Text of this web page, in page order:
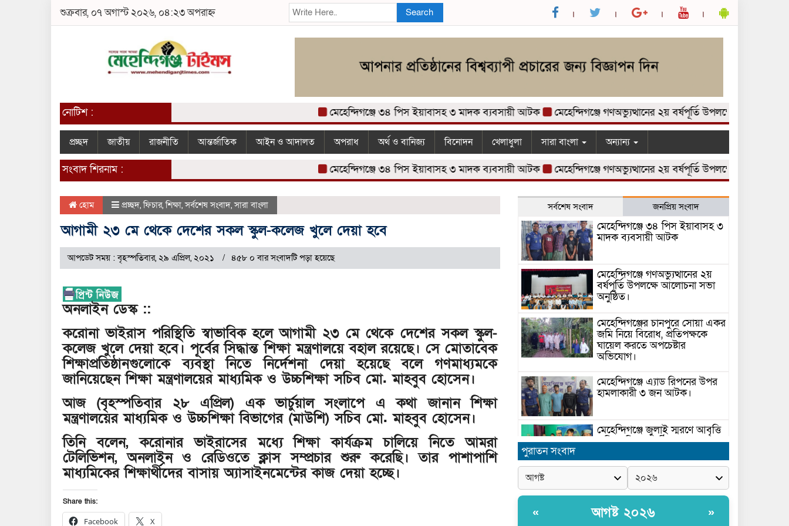
শুক্রবার, ০৭ অগাস্ট ২০২৬, ০৪:২৩ অপরাহ্ন Search
নোটিশ : মেহেন্দিগঞ্জে ৩৪ পিস ইয়াবাসহ ৩ মাদক ব্যবসায়ী আটক মেহেন্দিগঞ্জে গণঅভ্যুত্থানের ২য় বর্ষপূর্তি উপলক্ষে আলোচনা সভা
প্রচ্ছদ জাতীয় রাজনীতি আন্তর্জাতিক আইন ও আদালত অপরাধ অর্থ ও বানিজ্য বিনোদন খেলাধুলা সারা বাংলা অন্যান্য
সংবাদ শিরনাম : মেহেন্দিগঞ্জে ৩৪ পিস ইয়াবাসহ ৩ মাদক ব্যবসায়ী আটক মেহেন্দিগঞ্জে গণঅভ্যুত্থানের ২য় বর্ষপূর্তি উপলক্ষে আলোচনা সভা
হোম প্রচ্ছদ,ফিচার,শিক্ষা,সর্বশেষ সংবাদ,সারা বাংলা
আগামী ২৩ মে থেকে দেশের সকল স্কুল-কলেজ খুলে দেয়া হবে
আপডেট সময় : বৃহস্পতিবার, ২৯ এপ্রিল, ২০২১ ৪৫৮ ০ বার সংবাদটি পড়া হয়েছে
অনলাইন ডেস্ক ::
করোনা ভাইরাস পরিস্থিতি স্বাভাবিক হলে আগামী ২৩ মে থেকে দেশের সকল স্কুল-
কলেজ খুলে দেয়া হবে। পূর্বের সিদ্ধান্ত শিক্ষা মন্ত্রণালয়ে বহাল রয়েছে। সে মোতাবেক
শিক্ষাপ্রতিষ্ঠানগুলোকে ব্যবস্থা নিতে নির্দেশনা দেয়া হয়েছে বলে গণমাধ্যমকে
জানিয়েছেন শিক্ষা মন্ত্রণালয়ের মাধ্যমিক ও উচ্চশিক্ষা সচিব মো. মাহবুব হোসেন।
আজ (বৃহস্পতিবার ২৮ এপ্রিল) এক ভার্চুয়াল সংলাপে এ কথা জানান শিক্ষা
মন্ত্রণালয়ের মাধ্যমিক ও উচ্চশিক্ষা বিভাগের (মাউশি) সচিব মো. মাহবুব হোসেন।
তিনি বলেন, করোনার ভাইরাসের মধ্যে শিক্ষা কার্যক্রম চালিয়ে নিতে আমরা
টেলিভিশন, অনলাইন ও রেডিওতে ক্লাস সম্প্রচার শুরু করেছি। তার পাশাপাশি
মাধ্যমিকের শিক্ষার্থীদের বাসায় অ্যাসাইনমেন্টের কাজ দেয়া হচ্ছে।
Share this:
Facebook X
সর্বশেষ সংবাদ জনপ্রিয় সংবাদ
মেহেন্দিগঞ্জে ৩৪ পিস ইয়াবাসহ ৩
মাদক ব্যবসায়ী আটক
মেহেন্দিগঞ্জে গণঅভ্যুত্থানের ২য়
বর্ষপূর্তি উপলক্ষে আলোচনা সভা
অনুষ্ঠিত।
মেহেন্দিগঞ্জের চানপুরে সোয়া একর
জমি নিয়ে বিরোধ, প্রতিপক্ষকে
ঘায়েল করতে অপচেষ্টার
অভিযোগ।
মেহেন্দিগঞ্জে এ্যাড রিপনের উপর
হামলাকারী ৩ জন আটক।
মেহেন্দিগঞ্জে জুলাই স্মরণে আবৃত্তি
প্রতিযোগিতা অনুষ্ঠিত।
সরকার ঘোষিত ফ্যামিলি কার্ড
সংক্রান্ত মাঠ পর্যায়ে তথ্য সংগ্রহে
মাঠকর্মীদের স্বচ্ছতা নিশ্চিত করনে
ধারনা প্রদান করেন নৌপরিবহন প্রতিমন্ত্রী রাজিব
পুরাতন সংবাদ
« আগষ্ট ২০২৬ »